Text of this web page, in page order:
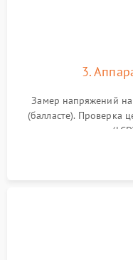
3.
Замер напряжений
(балласте). Проверка
или поляризаторов
температуры и